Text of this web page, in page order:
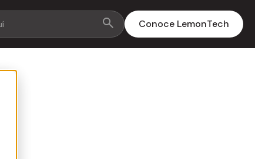
Conoce LemonTech